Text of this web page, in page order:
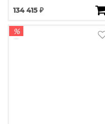
134 415 ₽
%